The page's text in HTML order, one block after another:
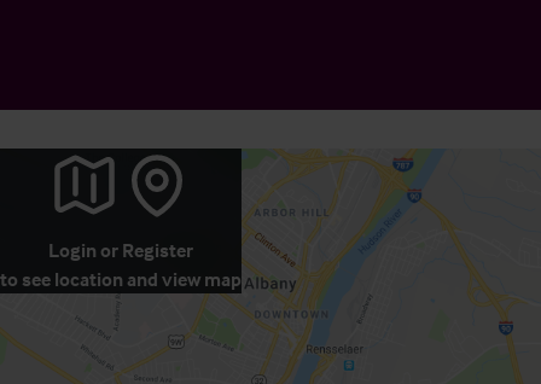
Login or Register
to see location and view map